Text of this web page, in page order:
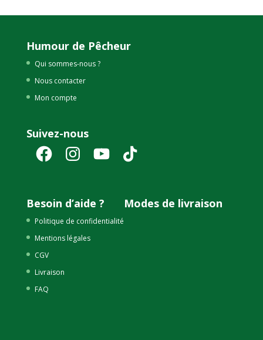
Humour de Pêcheur
Qui sommes-nous ?
Nous contacter
Mon compte
Suivez-nous
FacebookInstagramYouTube TikTok
Besoin d’aide ?
Politique de confidentialité
Mentions légales
CGV
Livraison
FAQ
Modes de livraison